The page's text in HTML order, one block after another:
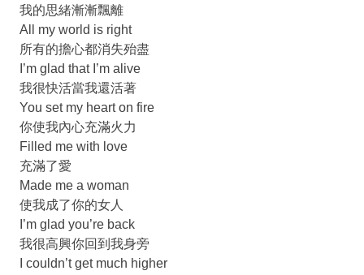
我的思緒漸漸飄離
All my world is right
所有的擔心都消失殆盡
I’m glad that I’m alive
我很快活當我還活著
You set my heart on fire
你使我內心充滿火力
Filled me with love
充滿了愛
Made me a woman
使我成了你的女人
I’m glad you’re back
我很高興你回到我身旁
I couldn’t get much higher